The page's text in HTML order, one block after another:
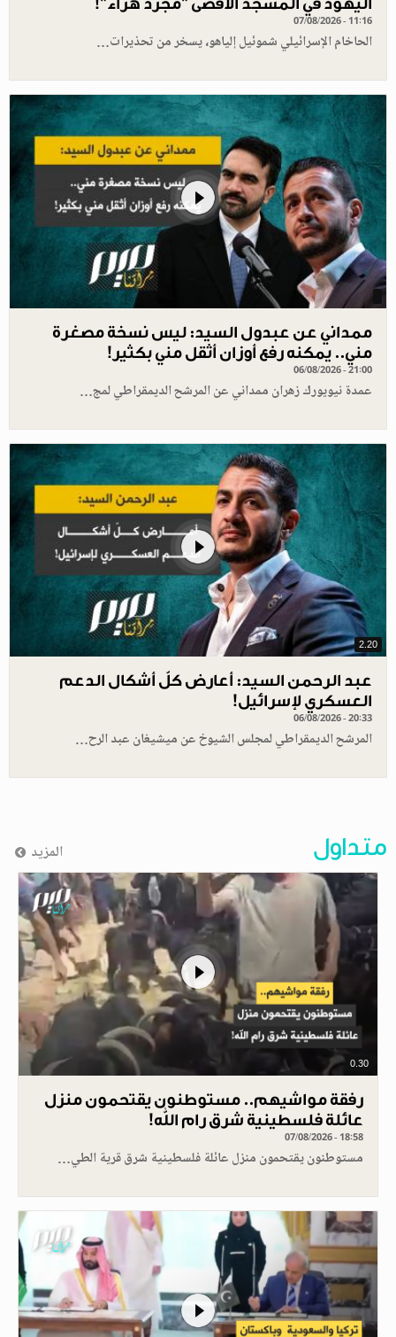
07/08/2026 - 11:16
الحاخام الإسرائيلي شموئيل إلياهو، يسخر من تحذيرات…
ممداني عن عبدول السيد: ليس نسخة مصغرة
مني.. يمكنه رفع أوزان أثقل مني بكثير!
06/08/2026 - 21:00
عمدة نيويورك زهران ممداني عن المرشح الديمقراطي لمج…
2.20
عبد الرحمن السيد: أعارض كلّ أشكال الدعم
العسكري لإسرائيل!
06/08/2026 - 20:33
المرشح الديمقراطي لمجلس الشيوخ عن ميشيغان عبد الرح…
متداول المزيد
0.30
رفقة مواشيهم.. مستوطنون يقتحمون منزل
عائلة فلسطينية شرق رام الله!
07/08/2026 - 18:58
مستوطنون يقتحمون منزل عائلة فلسطينية شرق قرية الطي…